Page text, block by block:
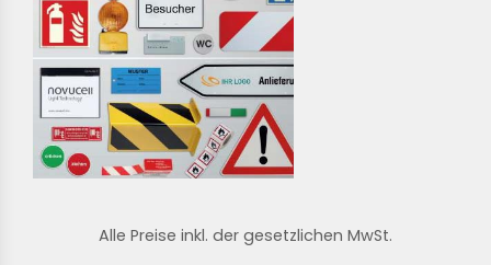
Alle Preise inkl. der gesetzlichen MwSt.